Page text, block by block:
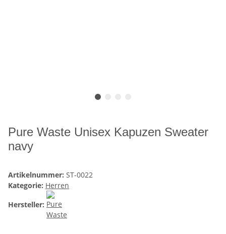
Pure Waste Unisex Kapuzen Sweater
navy
Artikelnummer: ST-0022
Kategorie: Herren
Hersteller: